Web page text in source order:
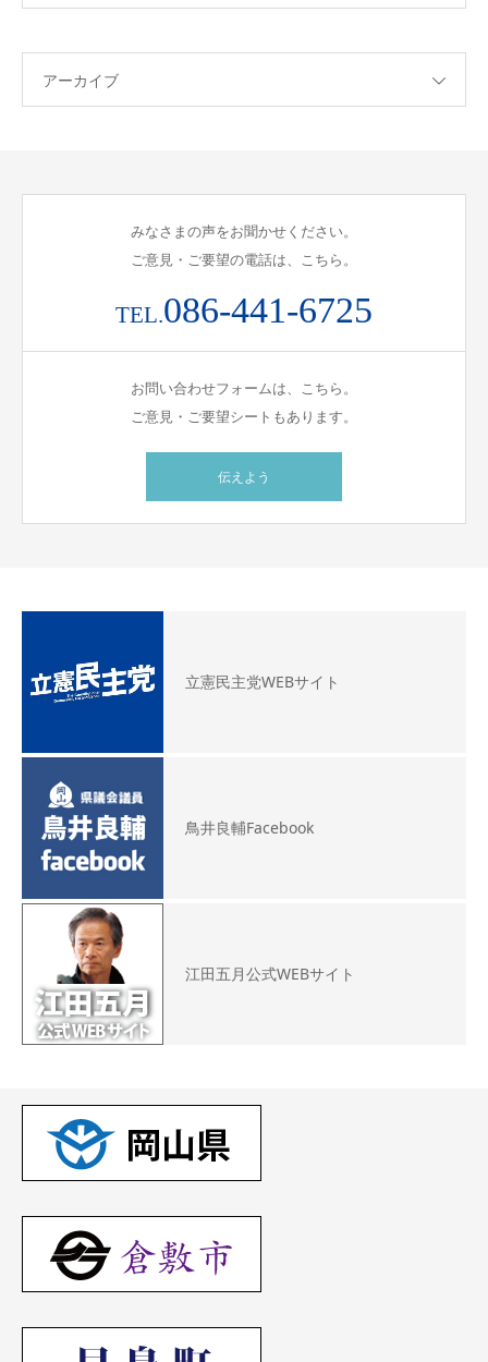
アーカイブ
みなさまの声をお聞かせください。
ご意見・ご要望の電話は、こちら。
TEL.086-441-6725
お問い合わせフォームは、こちら。
ご意見・ご要望シートもあります。
伝えよう
立憲民主党WEBサイト
鳥井良輔Facebook
江田五月公式WEBサイト